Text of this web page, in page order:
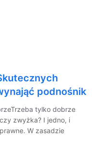
podnośnik
tylko dobrze
zwyżka? I jedno, i
W zasadzie